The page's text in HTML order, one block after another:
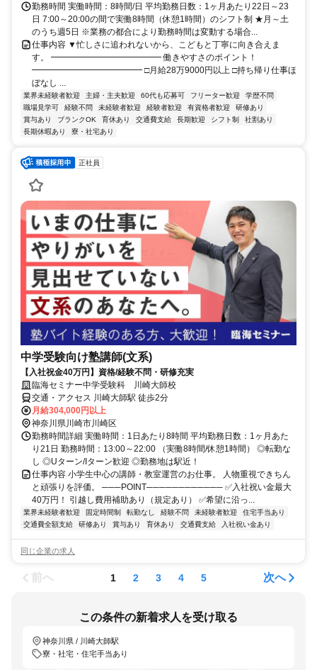
勤務時間 実働時間：8時間/日 平均勤務日数：1ヶ月あたり22日～23
日 7:00～20:00の間で実働8時間（休憩1時間）のシフト制 ★月～土
のうち週5日 ※業務の都合により勤務時間は変動する場合...
仕事内容 ▼忙しさに追われないから、こどもと丁寧に向き合えま
す。 ━━━━━━━━━━━━━ 働きやすさのポイント！
━━━━━━━━━━━━━ □月給28万9000円以上 □持ち帰り仕事ほ
ぼなし ...
業界未経験者歓迎 主婦・主夫歓迎 60代も応募可 フリーター歓迎
学歴不問
職場見学可
経験不問 未経験者歓迎 経験者歓迎 有資格者歓迎
研修あり
賞与あり
ブランクOK 育休あり 交通費支給 長期歓迎 シフト制
社割あり
長期休暇あり
寮・社宅あり
正社員
中学受験向け塾講師(文系)
【入社祝金40万円】資格/経験不問・研修充実
臨海セミナー中学受験科 川崎大師校
交通・アクセス 川崎大師駅 徒歩2分
月給304,000円以上
神奈川県川崎市川崎区
勤務時間詳細 実働時間：1日あたり8時間 平均勤務日数：1ヶ月あた
り21日 勤務時間：13:00～22:00 （実働8時間/休憩1時間） ◎転勤な
し ◎Uターン/Iターン歓迎 ◎勤務地は駅近！
仕事内容 小学生中心の講師・教室運営のお仕事。 人物重視できちん
と頑張りを評価。 ───POINT──────────── ✅入社祝い金最大
40万円！ 引越し費用補助あり（規定あり） ✅希望に沿っ...
業界未経験者歓迎 固定時間制 転勤なし 経験不問 未経験者歓迎
住宅手当あり
交通費全額支給
研修あり 賞与あり 育休あり 交通費支給 入社祝い金あり
同じ企業の求人
前へ 1 2 3 4 5 次へ
この条件の新着求人を受け取る
神奈川県 / 川崎大師駅
寮・社宅・住宅手当あり